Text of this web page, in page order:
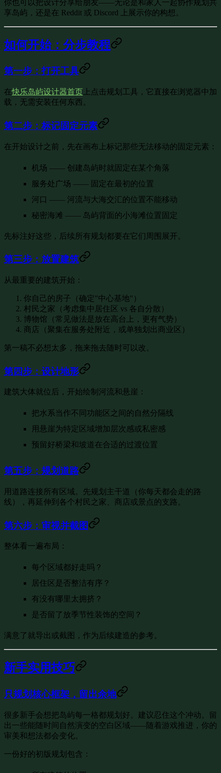
你也可以把设计分享给朋友——无论是和家人一起协作规划共
享岛屿，还是在 Reddit 或 Discord 上展示你的构想。
如何开始：分步教程
第一步：打开工具
在快乐岛屿设计器首页 上点击规划工具，它直接在浏览器中加
载，无需安装任何东西。
第二步：标记固定元素
在开始设计之前，先在画布上标记那些无法移动的固定元素：
机场 —— 创建岛屿时就固定在某个角落
服务处广场 —— 固定在最初的位置
河口 —— 河流与大海交汇的位置不能移动
秘密海滩 —— 岛屿背面的小海滩位置固定
先标注好这些，后续所有规划都要在它们周围展开。
第三步：放置建筑
从最重要的建筑开始：
你自己的房子（确定"中心基地"）
村民之家（考虑集中居住区 vs 各自分散）
博物馆（常见做法是放在高台上，更有气势）
商店（聚集在服务处附近，或单独划出商业区）
第一稿不必想太多，拖来拖去随时可以改。
第四步：设计地形
建筑大体就位后，开始绘制河流和悬崖：
把水系当作不同功能区之间的自然分隔线
用悬崖为特定区域增加层次感或私密感
预留好桥梁和坡道在合适的过渡位置
第五步：规划道路
用道路连接所有区域。先规划主干道（你每天都会走的路
线），再延伸到各个村民之家、商店或景点的支路。
第六步：审视并截图
整体看一遍布局：
每个区域都好走吗？
居住区是否整洁有序？
有没有哪里太拥挤？
是否留了放季节性装饰的空间？
满意了就导出或截图，作为后续建造的参考。
新手实用技巧
只规划核心框架，留出余地
很多新手会想把岛屿每一格都规划好。建议忍住这个冲动。留
出一些能随时间自然演变的空白区域——随着游戏推进，你的
审美和想法都会变化。
一份好的初版规划包含：